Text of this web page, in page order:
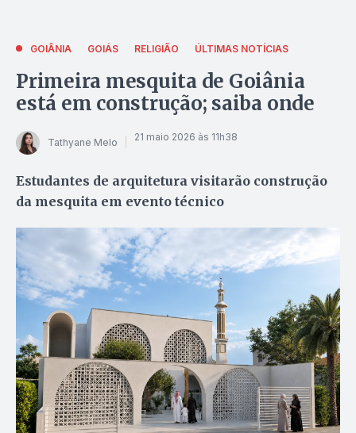
GOIÂNIA GOIÁS RELIGIÃO ÚLTIMAS NOTÍCIAS
Primeira mesquita de Goiânia
está em construção; saiba onde
Tathyane Melo 21 maio 2026 às 11h38
Estudantes de arquitetura visitarão construção
da mesquita em evento técnico